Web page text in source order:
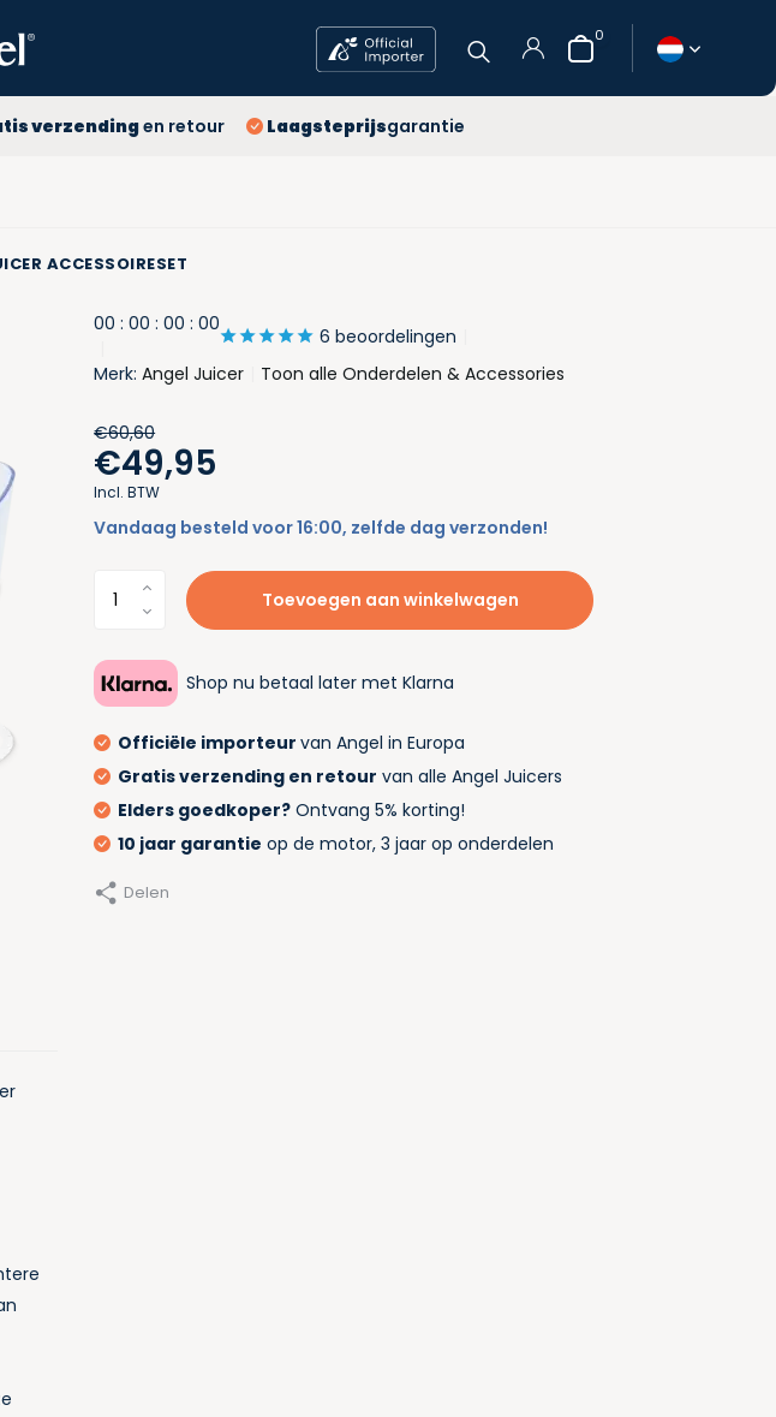
10 jaar
Gratis verzending
0
verzendingen retour Laagsteprijsgarantie
ACCESSOIRESET
00 :00 :00 :00
6 beoordelingen
Merk:Angel Juicer Toon alle Onderdelen & Accessories
€60,60
€49,95
Incl. BTW
Vandaag besteld voor 16:00, zelfde dag verzonden!
Toevoegen aan winkelwagen
Shop nu betaal later met Klarna
Officiële importeurvan Angel in Europa
Gratis verzending en retour van alle Angel Juicers
Elders goedkoper? Ontvang 5% korting!
10 jaar garantie op de motor, 3 jaar op onderdelen
Delen